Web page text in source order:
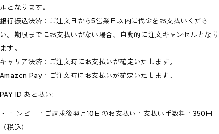
ルとなります。
銀行振込決済：ご注文日から5営業日以内に代金をお支払いくださ
い。期限までにお支払いがない場合、自動的に注文キャンセルとなり
ます。
キャリア決済：ご注文時にお支払いが確定いたします。
Amazon Pay：ご注文時にお支払いが確定いたします。
PAY ID あと払い:
・ コンビニ：ご請求後翌月10日のお支払い：支払い手数料：350円
（税込）